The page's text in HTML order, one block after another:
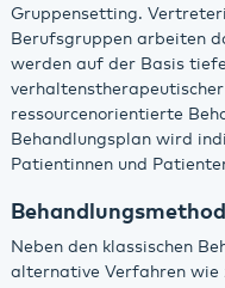
Gruppensetting.
Berufsgruppen arbeiten
werden auf der Basis
ressourcenorientierte
Behandlungsplan wird
Patientinnen und
Neben den klassischen
alternative Verfahren wie